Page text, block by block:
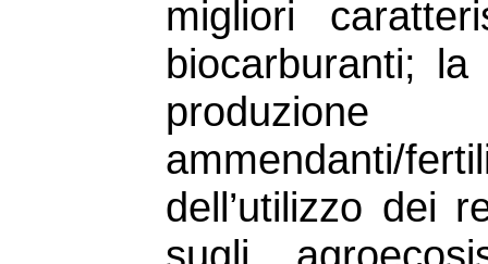
migliori
biocarburanti; la
ammendanti/
dell’utilizzo dei